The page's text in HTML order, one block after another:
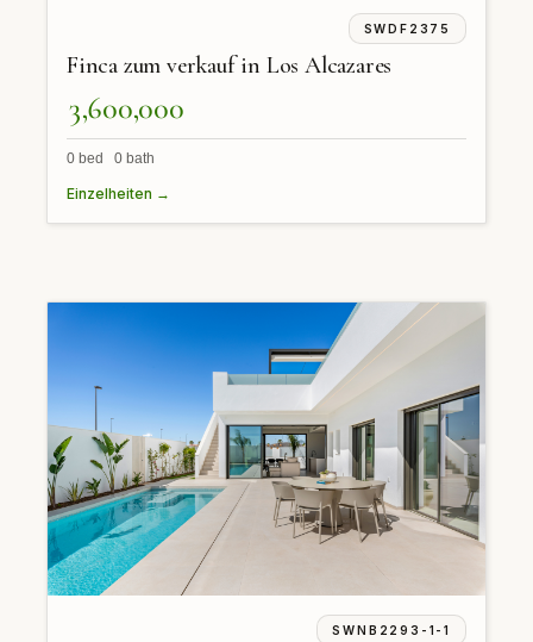
SWDF2375
Finca zum verkauf in Los Alcazares
3,600,000
0 bed 0 bath
Einzelheiten →
SWNB2293-1-1